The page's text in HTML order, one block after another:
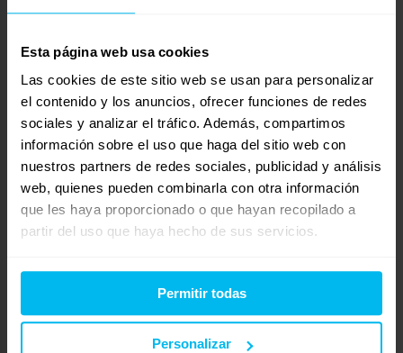
Esta página web usa cookies
Las cookies de este sitio web se usan para personalizar
el contenido y los anuncios, ofrecer funciones de redes
sociales y analizar el tráfico. Además, compartimos
información sobre el uso que haga del sitio web con
nuestros partners de redes sociales, publicidad y análisis
web, quienes pueden combinarla con otra información
que les haya proporcionado o que hayan recopilado a
partir del uso que haya hecho de sus servicios.
Permitir todas
Personalizar
mullido).
En Maxcolchon disponemos de tiendas físicas en Valencia,
Sevilla, Barcelona y en Madrid ( Las Rozas y Rivas-
Vaciamadrid) en las que podremos asesorarte en persona y en
las que podrás probar nuestros productos.
Quedamos a tu disposición para cualquier consulta o duda si
no puedes desplazarte hasta ninguna de nuestras tiendas.
http://www.maxcolchon.com